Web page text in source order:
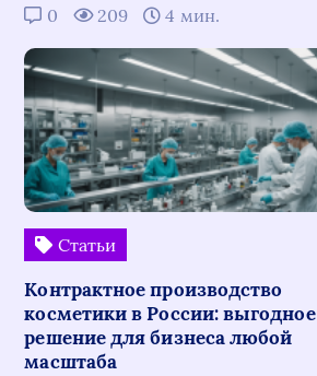
0 209 4 мин.
Статьи
Контрактное производство
косметики в России: выгодное
решение для бизнеса любой
масштаба